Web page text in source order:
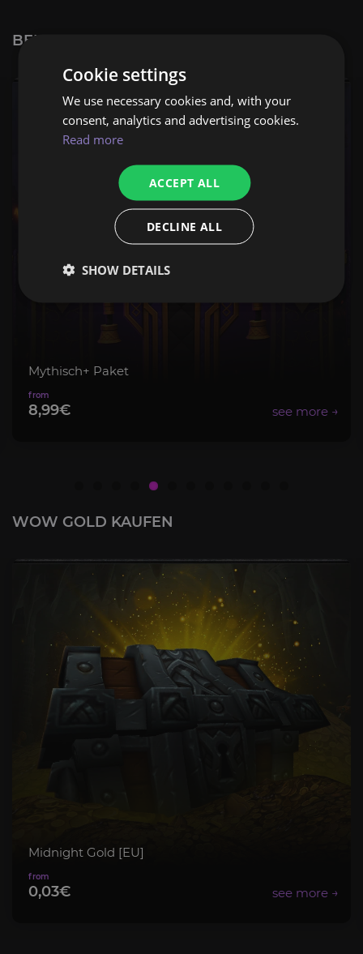
BELIEBTE WOW-BOOST-DIENSTE
Midnight Item-Level-Boost
12,00€
WOW GOLD KAUFEN
Midnight Gold [EU]
0,03€
Cookie settings
We use necessary cookies and, with your
consent, analytics and advertising cookies.
Read more
ACCEPT ALL
DECLINE ALL
SHOW DETAILS